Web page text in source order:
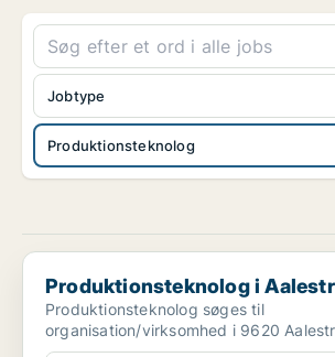
Produktionsteknolog
Jobtype
Produktionsteknolog i Aalestrup
Produktionsteknolog i
Produktionsteknolog søges til
organisation/virksomhed i 9620